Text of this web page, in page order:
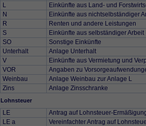
L
Einkünfte aus Land- und
N
Einkünfte aus nichtselbständiger
R
Renten und andere Leistungen
S
Einkünfte aus selbständiger Arbeit
SO
Sonstige Einkünfte
Unterhalt
Anlage Unterhalt
V
Einkünfte aus Vermietung und
VOR
Angaben zu
Weinbau
Anlage Weinbau zur Anlage L
Zins
Anlage Zinsschranke
Lohnsteuer
LE
Antrag auf Lohnsteuer-
LE a
Vereinfachter Antrag auf